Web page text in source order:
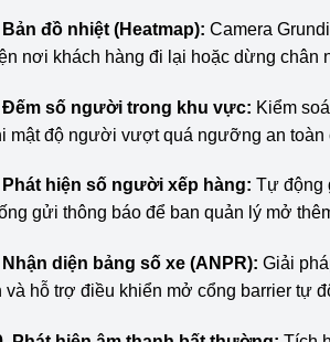
Bản đồ nhiệt (Heatmap): Camera
nơi khách hàng đi lại hoặc dừng chân
Đếm số người trong khu vực: Kiểm
mật độ người vượt quá ngưỡng an toàn
Phát hiện số người xếp hàng: Tự động
gửi thông báo để ban quản lý mở
Nhận diện bảng số xe (ANPR): Giải
và hỗ trợ điều khiển mở cổng barrier tự